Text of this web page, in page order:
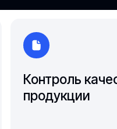
Контроль
продукции